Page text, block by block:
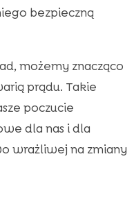
bezpieczną
możemy znacząco
prądu. Takie
poczucie
dla nas i dla
wrażliwej na zmiany